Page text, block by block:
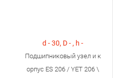
d - 30, D - , h -
Подшипниковый узел и к
орпус ES 206 / YET 206 \